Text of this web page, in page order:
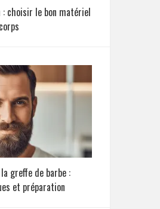
: choisir le bon matériel
greffe de barbe :
et préparation